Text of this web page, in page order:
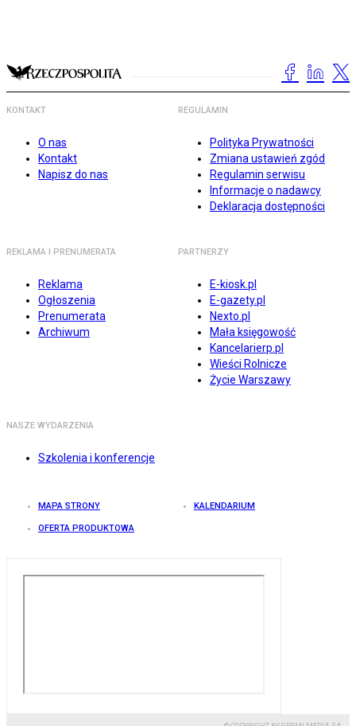
KONTAKT
O nas
Kontakt
Napisz do nas
REGULAMIN
Polityka Prywatności
Zmiana ustawień zgód
Regulamin serwisu
Informacje o nadawcy
Deklaracja dostępności
REKLAMA I PRENUMERATA
Reklama
Ogłoszenia
Prenumerata
Archiwum
PARTNERZY
E-kiosk.pl
E-gazety.pl
Nexto.pl
Mała księgowość
Kancelarierp.pl
Wieści Rolnicze
Życie Warszawy
NASZE WYDARZENIA
Szkolenia i konferencje
MAPA STRONY KALENDARIUM
OFERTA PRODUKTOWA